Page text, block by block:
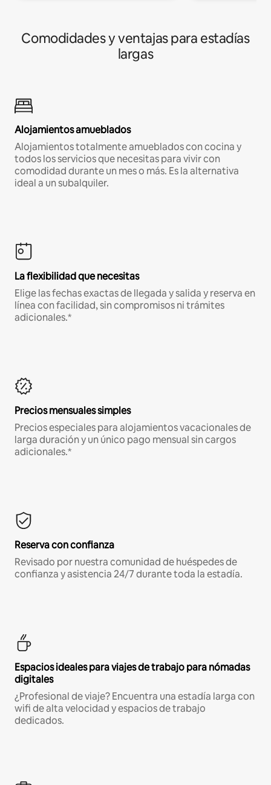
Comodidades y ventajas para estadías
largas
Alojamientos amueblados
Alojamientos totalmente amueblados con cocina y
todos los servicios que necesitas para vivir con
comodidad durante un mes o más. Es la alternativa
ideal a un subalquiler.
La flexibilidad que necesitas
Elige las fechas exactas de llegada y salida y reserva en
línea con facilidad, sin compromisos ni trámites
adicionales.*
Precios mensuales simples
Precios especiales para alojamientos vacacionales de
larga duración y un único pago mensual sin cargos
adicionales.*
Reserva con confianza
Revisado por nuestra comunidad de huéspedes de
confianza y asistencia 24/7 durante toda la estadía.
Espacios ideales para viajes de trabajo para nómadas
digitales
¿Profesional de viaje? Encuentra una estadía larga con
wifi de alta velocidad y espacios de trabajo
dedicados.